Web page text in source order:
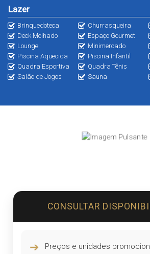
Lazer
Brinquedoteca Churrasqueira
Deck Molhado
Espaço Gourmet
Lounge
Minimercado
Piscina Aquecida
Piscina Infantil
Quadra Esportiva
Quadra Tênis
Salão de Jogos
Sauna
CONSULTAR
➔ Preços e unidades